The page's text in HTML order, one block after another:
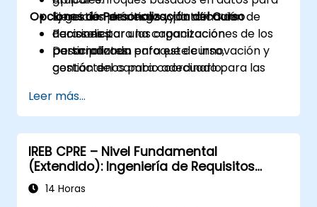
la gestión de riesgos y la toma de
decisiones.
Desarrollar un enfoque de innovación y
gestión del cambio adecuado para las
Evaluar casos prácticos reales y traducir
sus enseñanzas en iniciativas locales.
Ejercicios prácticos y planificación de
acciones para las organizaciones de los
participantes.
Opciones de Personalización del Curso
Para solicitar una capacitación
personalizada para este curso,
contáctenos para coordinarlo.
Leer más...
IREB CPRE – Nivel Fundamental
(Extendido): Ingeniería de Requisitos
Práctica y Preparación para la
Certificación
14 Horas